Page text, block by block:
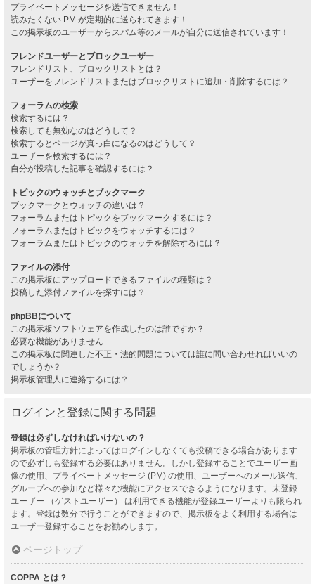
プライベートメッセージを送信できません！
読みたくない PM が定期的に送られてきます！
この掲示板のユーザーからスパム等のメールが自分に送信されています！
フレンドユーザーとブロックユーザー
フレンドリスト、ブロックリストとは？
ユーザーをフレンドリストまたはブロックリストに追加・削除するには？
フォーラムの検索
検索するには？
検索しても無効なのはどうして？
検索するとページが真っ白になるのはどうして？
ユーザーを検索するには？
自分が投稿した記事を確認するには？
トピックのウォッチとブックマーク
ブックマークとウォッチの違いは？
フォーラムまたはトピックをブックマークするには？
フォーラムまたはトピックをウォッチするには？
フォーラムまたはトピックのウォッチを解除するには？
ファイルの添付
この掲示板にアップロードできるファイルの種類は？
投稿した添付ファイルを探すには？
phpBBについて
この掲示板ソフトウェアを作成したのは誰ですか？
必要な機能がありません
この掲示板に関連した不正・法的問題については誰に問い合わせればいいの
でしょうか？
掲示板管理人に連絡するには？
ログインと登録に関する問題
登録は必ずしなければいけないの？
掲示板の管理方針によってはログインしなくても投稿できる場合があります
ので必ずしも登録する必要はありません。しかし登録することでユーザー画
像の使用、プライベートメッセージ (PM) の使用、ユーザーへのメール送信、
グループへの参加など様々な機能にアクセスできるようになります。未登録
ユーザー （ゲストユーザー） は利用できる機能が登録ユーザーよりも限られ
ます。登録は数分で行うことができますので、掲示板をよく利用する場合は
ユーザー登録することをお勧めします。
ページトップ
COPPA とは？